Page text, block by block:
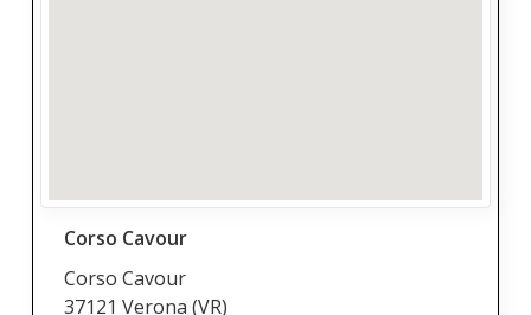
Corso Cavour
Corso Cavour
37121 Verona(VR)